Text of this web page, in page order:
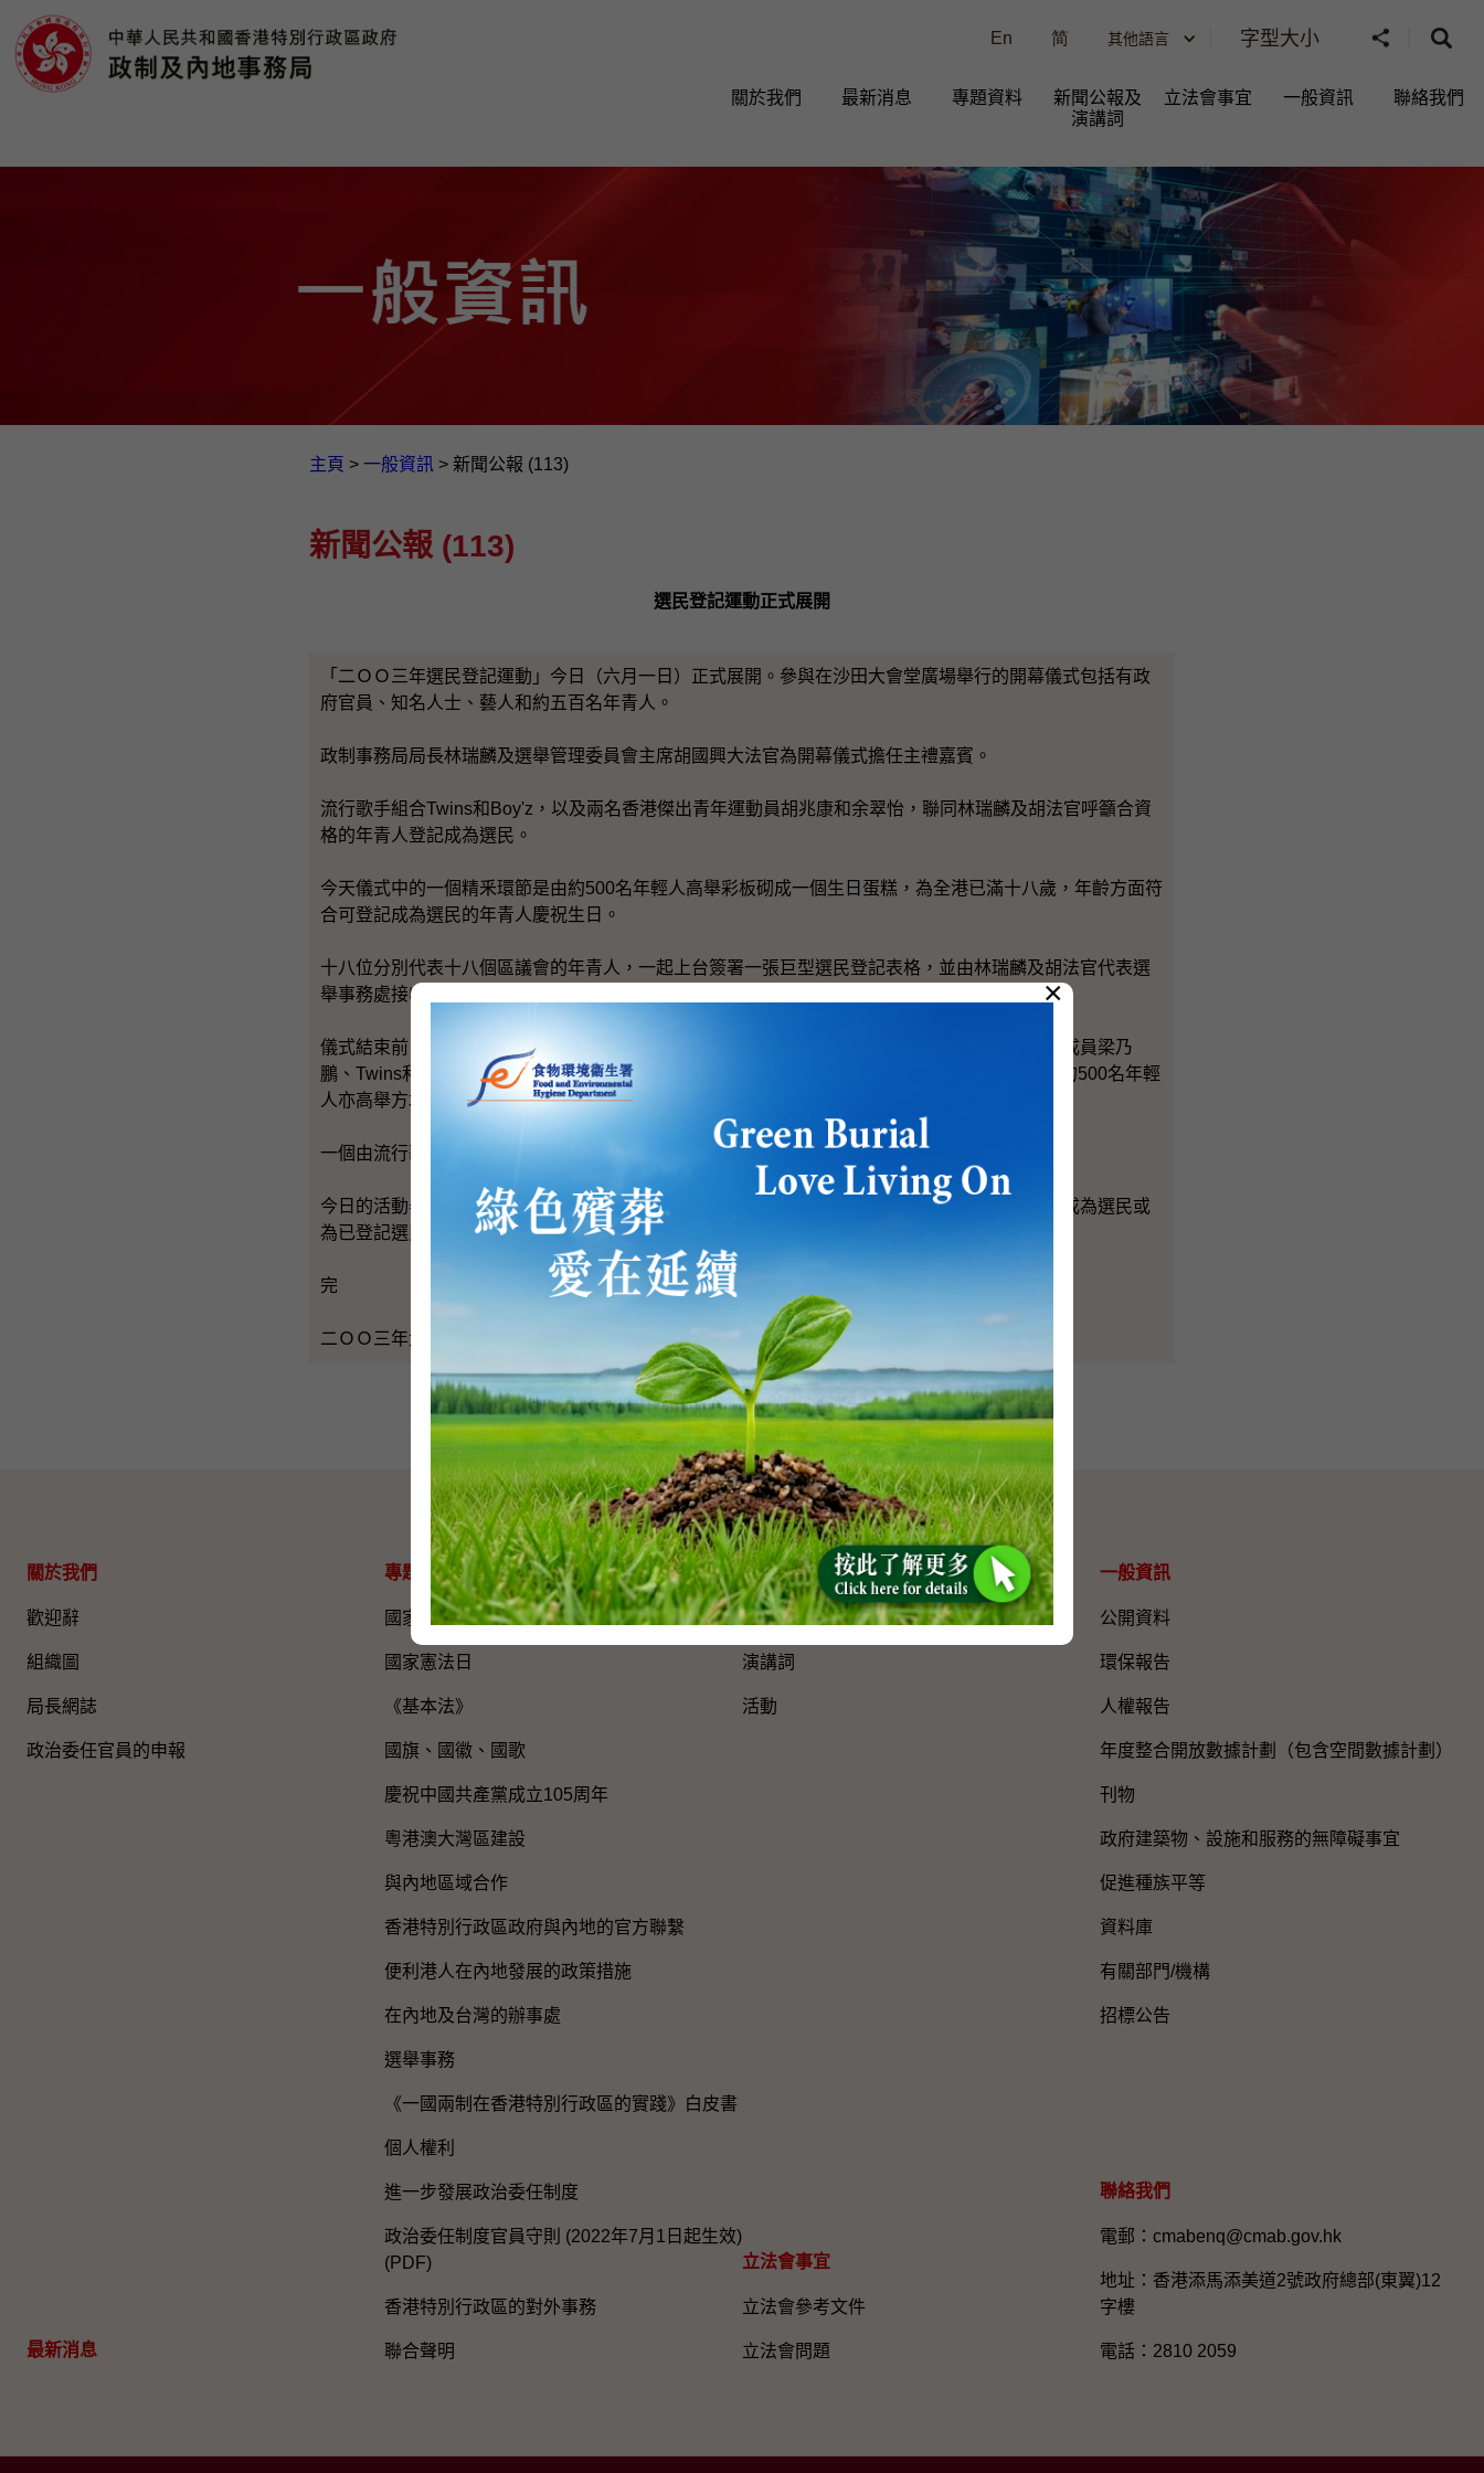
En 简 其他語言 字型大小
關於我們 最新消息 專題資料
新聞公報及
演講詞
立法會事宜 一般資訊​ 聯絡我們
主頁 > 一般資訊​ > 新聞公報 (113)
新聞公報 (113)
選民登記運動正式展開
「二ＯＯ三年選民登記運動」今日（六月一日）正式展開。參與在沙田大會堂廣場舉行的開幕儀式包括有政
府官員、知名人士、藝人和約五百名年青人。
政制事務局局長林瑞麟及選舉管理委員會主席胡國興大法官為開幕儀式擔任主禮嘉賓。
流行歌手組合Twins和Boy'z，以及兩名香港傑出青年運動員胡兆康和余翠怡，聯同林瑞麟及胡法官呼籲合資
格的年青人登記成為選民。
今天儀式中的一個精釆環節是由約500名年輕人高舉彩板砌成一個生日蛋糕，為全港已滿十八歲，年齡方面符
合可登記成為選民的年青人慶祝生日。
十八位分別代表十八個區議會的年青人，一起上台簽署一張巨型選民登記表格，並由林瑞麟及胡法官代表選
舉事務處接收。
儀式結束前，林瑞麟、胡法官、新聞處處長蔡瑩璧、民政事務總署署長王榮珍、選舉管理委員會成員梁乃
鵬、Twins和Boyz，每人舉起一塊宣傳牌，砌出「齊來登記做選民」的口號，同時間，參加儀式的500名年輕
人亦高舉方塊彩板，砌出一個巨型選民登記運動的巨型標誌，將這項活動推至高潮。
一個由流行歌手演出的小型流行歌曲音樂會，隨之舉行，以助宣傳選民登記運動的訊息。
今日的活動舉行期間，民政事務總署人員設立了六個選民登記站，即場協助合資格人士申請登記成為選民或
為已登記選民更新住址資料。
完
二ＯＯ三年六月一日（星期日）
網站地圖
關於我們
歡迎辭
組織圖​
局長網誌
政治委任官員的申報
最新消息
專題資料
國家五年規劃
國家憲法日
《基本法》
國旗、國徽、國歌
慶祝中國共產黨成立105周年
粵港澳大灣區建設
與內地區域合作
香港特別行政區政府與內地的官方聯繫
便利港人在內地發展的政策措施
在內地及台灣的辦事處
選舉事務
《一國兩制在香港特別行政區的實踐》白皮書
個人權利
進一步發展政治委任制度
政治委任制度官員守則 (2022年7月1日起生效)
(PDF)
香港特別行政區的對外事務
聯合聲明
新聞公報及演講詞
新聞公報
演講詞
活動
立法會事宜
立法會參考文件
立法會問題
一般資訊​
公開資料
環保報告
人權報告
年度整合開放數據計劃（包含空間數據計劃）
刊物
政府建築物、設施和服務的無障礙事宜
促進種族平等
資料庫
有關部門/機構
招標公告
聯絡我們
電郵：cmabenq@cmab.gov.hk​
地址：香港添馬添美道2號政府總部(東翼)12
字樓
電話：2810 2059
×